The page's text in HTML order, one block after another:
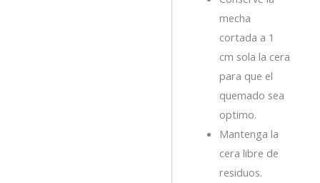
mecha
cortada a 1
cm sola la cera
para que el
quemado sea
optimo.
Mantenga la
cera libre de
residuos.